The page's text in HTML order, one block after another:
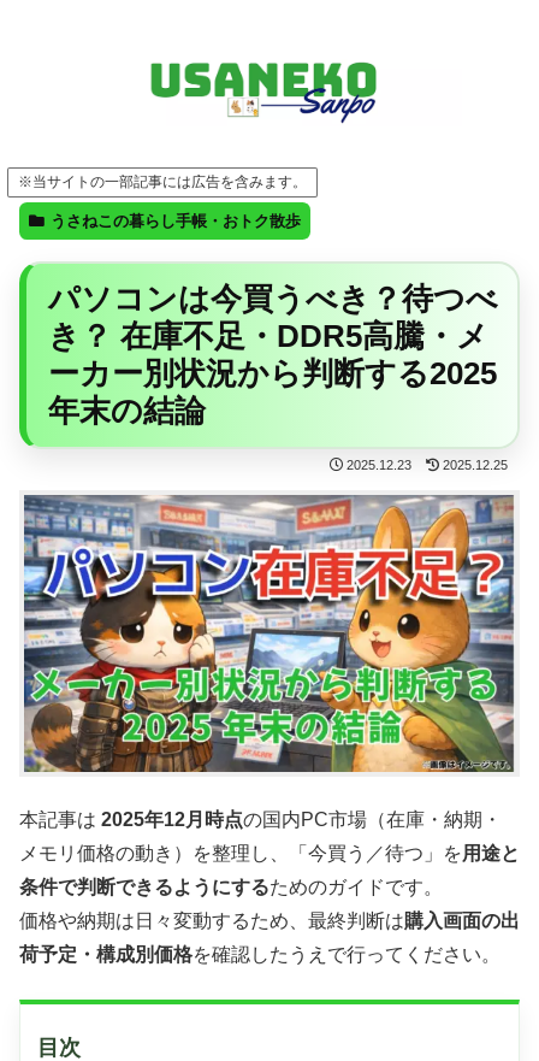
※当サイトの一部記事には広告を含みます。
うさねこの暮らし手帳・おトク散歩
パソコンは今買うべき？待つべ
き？ 在庫不足・DDR5高騰・メ
ーカー別状況から判断する2025
年末の結論
2025.12.23 2025.12.25
本記事は 2025年12月時点の国内PC市場（在庫・納期・
メモリ価格の動き）を整理し、「今買う／待つ」を用途と
条件で判断できるようにするためのガイドです。
価格や納期は日々変動するため、最終判断は購入画面の出
荷予定・構成別価格を確認したうえで行ってください。
目次